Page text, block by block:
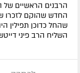
הרבנים הראשיים של
החדש שהוקם לזכרו
שהחל כדוכן תפילין
השליח הרב פיני